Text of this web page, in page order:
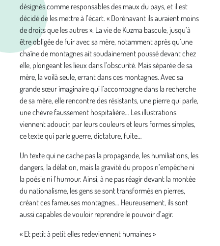
désignés comme responsables des maux du pays, et il est
décidé de les mettre à l’écart. « Dorénavant ils auraient moins
de droits que les autres ». La vie de Kuzma bascule, jusqu’à
être obligée de fuir avec sa mère, notamment après qu’une
chaîne de montagnes ait soudainement poussé devant chez
elle, plongeant les lieux dans l’obscurité. Mais séparée de sa
mère, la voilà seule, errant dans ces montagnes. Avec sa
grande sœur imaginaire qui l’accompagne dans la recherche
de sa mère, elle rencontre des résistants, une pierre qui parle,
une chèvre faussement hospitalière… Les illustrations
viennent adoucir, par leurs couleurs et leurs formes simples,
ce texte qui parle guerre, dictature, fuite…
Un texte qui ne cache pas la propagande, les humiliations, les
dangers, la délation, mais la gravité du propos n’empêche ni
la poésie ni l’humour. Ainsi, à ne pas réagir devant la montée
du nationalisme, les gens se sont transformés en pierres,
créant ces fameuses montagnes… Heureusement, ils sont
aussi capables de vouloir reprendre le pouvoir d’agir.
« Et petit à petit elles redeviennent humaines »